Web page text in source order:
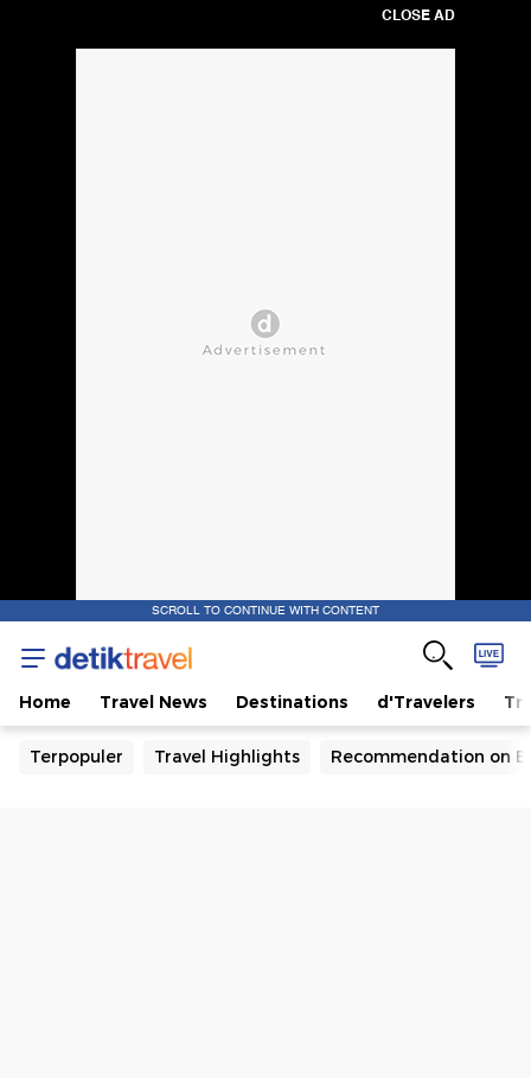
CLOSE AD
SCROLL TO CONTINUE WITH CONTENT
Home Travel News Destinations d'Travelers
Terpopuler Travel Highlights Recommendation on